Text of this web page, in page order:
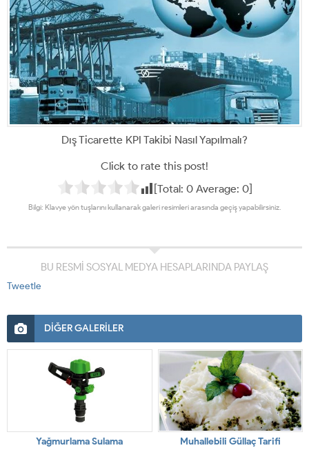
Dış Ticarette KPI Takibi Nasıl Yapılmalı?
Click to rate this post!
[Total: 0Average: 0]
Bilgi: Klavye yön tuşlarını kullanarak galeri resimleri arasında geçiş yapabilirsiniz.
BU RESMİ SOSYAL MEDYA HESAPLARINDA PAYLAŞ
Tweetle
DİĞER GALERİLER
Yağmurlama Sulama Muhallebili Güllaç Tarifi